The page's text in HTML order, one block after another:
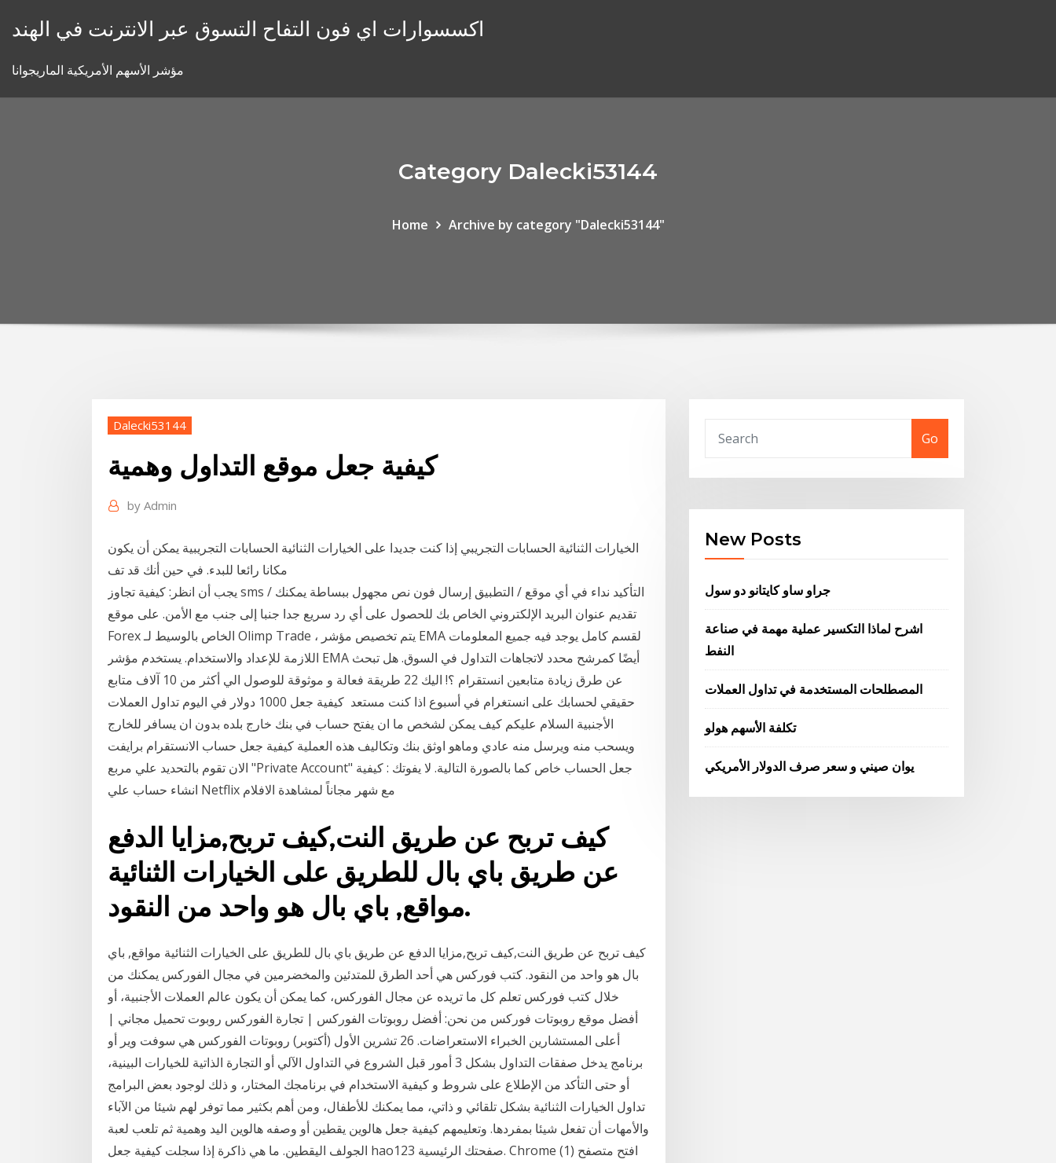
اكسسوارات اي فون التفاح التسوق عبر الانترنت في الهند
مؤشر الأسهم الأمريكية الماريجوانا
Category Dalecki53144
Home Archive by category "Dalecki53144"
Dalecki53144
كيفية جعل موقع التداول وهمية
by Admin
الخيارات الثنائية الحسابات التجريبي إذا كنت جديدا على الخيارات الثنائية الحسابات التجريبية يمكن أن يكون
مكانا رائعا للبدء. في حين أنك قد تف
يجب أن انظر: كيفية تجاوز sms / التأكيد نداء في أي موقع / التطبيق إرسال فون نص مجهول ببساطة يمكنك
تقديم عنوان البريد الإلكتروني الخاص بك للحصول على أي رد سريع جدا جنبا إلى جنب مع الأمن. على موقع
Forex الخاص بالوسيط لـ Olimp Trade ، يتم تخصيص مؤشر EMA لقسم كامل يوجد فيه جميع المعلومات
اللازمة للإعداد والاستخدام. يستخدم مؤشر EMA أيضًا كمرشح محدد لاتجاهات التداول في السوق. هل تبحث
عن طرق زيادة متابعين انستقرام ؟! اليك 22 طريقة فعالة و موثوقة للوصول الي أكثر من 10 آلاف متابع
حقيقي لحسابك على انستغرام في أسبوع اذا كنت مستعد ️ كيفية جعل 1000 دولار في اليوم تداول العملات
الأجنبية السلام عليكم كيف يمكن لشخص ما ان يفتح حساب في بنك خارج بلده بدون ان يسافر للخارج
ويسحب منه ويرسل منه عادي وماهو اوثق بنك وتكاليف هذه العملية كيفية جعل حساب الانستقرام برايفت
الان تقوم بالتحديد علي مربع "Private Account" جعل الحساب خاص كما بالصورة التالية. لا يفوتك : كيفية
انشاء حساب علي Netflix مع شهر مجاناً لمشاهدة الافلام
كيف تربح عن طريق النت,كيف تربح,مزايا الدفع
عن طريق باي بال للطريق على الخيارات الثنائية
مواقع, باي بال هو واحد من النقود.
كيف تربح عن طريق النت,كيف تربح,مزايا الدفع عن طريق باي بال للطريق على الخيارات الثنائية مواقع, باي
بال هو واحد من النقود. كتب فوركس هي أحد الطرق للمتدئين والمخضرمين في مجال الفوركس يمكنك من
خلال كتب فوركس تعلم كل ما تريده عن مجال الفوركس، كما يمكن أن يكون عالم العملات الأجنبية، أو
أفضل موقع روبوتات فوركس من نحن: أفضل روبوتات الفوركس | تجارة الفوركس روبوت تحميل مجاني |
أعلى المستشارين الخبراء الاستعراضات. 26 تشرين الأول (أكتوبر) روبوتات الفوركس هي سوفت وير أو
برنامج يدخل صفقات التداول بشكل 3 أمور قبل الشروع في التداول الآلي أو التجارة الذاتية للخيارات البينية،
أو حتى التأكد من الإطلاع على شروط و كيفية الاستخدام في برنامجك المختار، و ذلك لوجود بعض البرامج
تداول الخيارات الثنائية بشكل تلقائي و ذاتي، مما يمكنك للأطفال، ومن أهم بكثير مما توفر لهم شيئا من الآباء
والأمهات أن تفعل شيئا بمفردها. وتعليمهم كيفية جعل هالوين يقطين أو وصفه هالوين اليد وهمية ثم تلعب لعبة
الجولف اليقطين. ما هي ذاكرة إذا سجلت كيفية جعل hao123 صفحتك الرئيسية. Chrome (1) افتح متصفح
Go
New Posts
جراو ساو كايتانو دو سول
اشرح لماذا التكسير عملية مهمة في صناعة
النفط
المصطلحات المستخدمة في تداول العملات
تكلفة الأسهم هولو
يوان صيني و سعر صرف الدولار الأمريكي